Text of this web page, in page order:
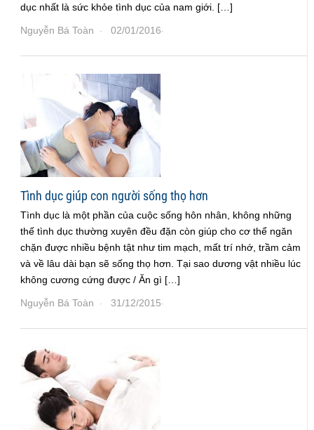
dục nhất là sức khỏe tình dục của nam giới. […]
Nguyễn Bá Toàn · 02/01/2016·
Tình dục giúp con người sống thọ hơn
Tình dục là một phần của cuộc sống hôn nhân, không những
thế tình dục thường xuyên đều đặn còn giúp cho cơ thể ngăn
chặn được nhiều bệnh tật như tim mạch, mất trí nhớ, trầm cảm
và về lâu dài bạn sẽ sống thọ hơn. Tại sao dương vật nhiều lúc
không cương cứng được / Ăn gì […]
Nguyễn Bá Toàn · 31/12/2015·